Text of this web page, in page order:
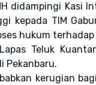
didampingi Kasi
kepada TIM
hukum
Teluk
Pekanbaru.
kerugian